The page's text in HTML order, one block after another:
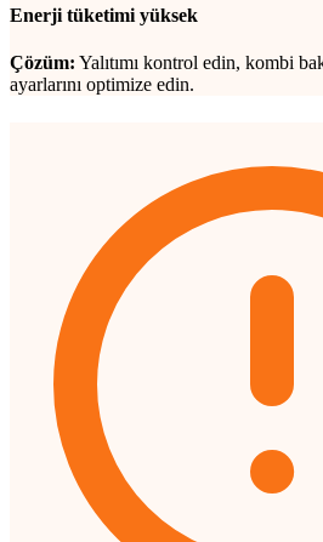
Enerji tüketimi yüksek
Çözüm: Yalıtımı kontrol edin, kombi
ayarlarını optimize edin.